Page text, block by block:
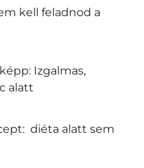
kell feladnod a
Izgalmas,
alatt
diéta alatt sem